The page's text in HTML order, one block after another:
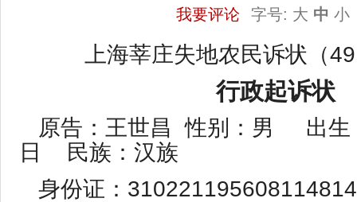
我要评论
字号: 大 中 小
上海莘庄失地农民诉状（
行政起诉状
原告：王世昌 性别：男 出生
日 民族：汉族
身份证：310221195608114814